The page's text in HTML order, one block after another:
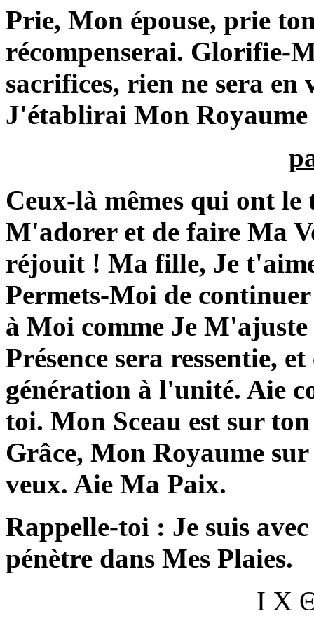
Prie, Mon épouse, prie
récompenserai. Glorifie-
sacrifices, rien ne sera en
J'établirai Mon
Ceux-là mêmes qui ont
M'adorer et de faire Ma
réjouit ! Ma fille, Je
Permets-Moi de
à Moi comme Je
Présence sera ressentie,
génération à l'unité. Aie
toi. Mon Sceau est sur
Grâce, Mon Royaume
veux. Aie Ma Paix.
Rappelle-toi : Je suis
pénètre dans Mes Plaies.
Ι Χ